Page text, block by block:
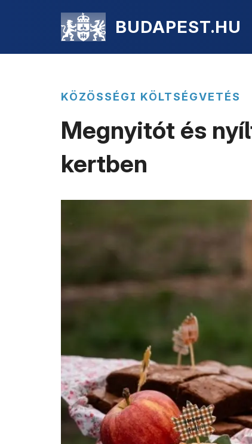
BUDAPEST.HU
KÖZÖSSÉGI KÖLTSÉGVETÉS
Megnyitót és
kertben